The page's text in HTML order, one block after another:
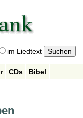
im Liedtext
CDs
Bibel